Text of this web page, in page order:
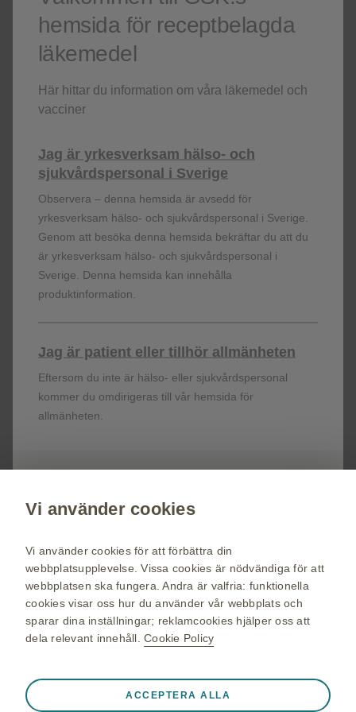
Ellipta är ett varumärke som tillhör GSK-koncernen.
PM-SE-RS-WCNT-230002; 20231129
terapiområden, information om evenemang,
beställ material till dig och dina patienter.
vaccin.se
Webkarta
Användarvillkor
Personuppgiftspolicy
Cookie policy
© 2026 GSK-koncernen eller dess licensgivare. Alla rättigheter
hemsida för receptbelagda
läkemedel
Här hittar du information om våra läkemedel och
vacciner
Jag är yrkesverksam hälso- och
sjukvårdspersonal i Sverige
Observera – denna hemsida är avsedd för
yrkesverksam hälso- och sjukvårdspersonal i Sverige.
Genom att besöka denna hemsida bekräftar du att du
är yrkesverksam hälso- och sjukvårdspersonal i
Sverige. Denna hemsida kan innehålla
produktinformation.
Jag är patient eller tillhör allmänheten
Eftersom du inte är hälso- eller sjukvårdspersonal
kommer du omdirigeras till vår hemsida för
allmänheten.
Vi använder cookies
Vi använder cookies för att förbättra din
webbplatsupplevelse. Vissa cookies är nödvändiga för att
webbplatsen ska fungera. Andra är valfria: funktionella
cookies visar oss hur du använder vår webbplats och
sparar dina inställningar; reklamcookies hjälper oss att
dela relevant innehåll. Cookie Policy
❮
ACCEPTERA ALLA